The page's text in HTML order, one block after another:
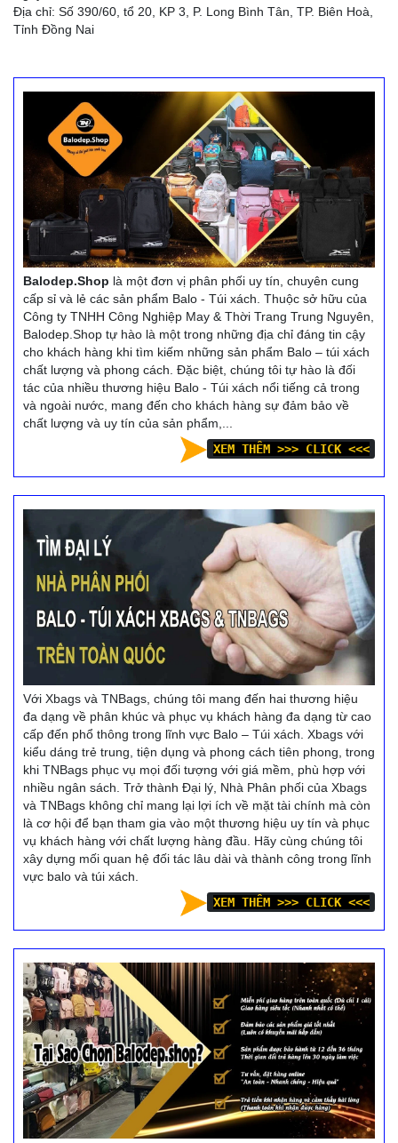
Địa chỉ: Số 390/60, tổ 20, KP 3, P. Long Bình Tân, TP. Biên Hoà,
Tỉnh Đồng Nai
Balodep.Shop là một đơn vị phân phối uy tín, chuyên cung
cấp sỉ và lẻ các sản phẩm Balo - Túi xách. Thuộc sở hữu của
Công ty TNHH Công Nghiệp May & Thời Trang Trung Nguyên,
Balodep.Shop tự hào là một trong những địa chỉ đáng tin cậy
cho khách hàng khi tìm kiếm những sản phẩm Balo – túi xách
chất lượng và phong cách. Đặc biệt, chúng tôi tự hào là đối
tác của nhiều thương hiệu Balo - Túi xách nổi tiếng cả trong
và ngoài nước, mang đến cho khách hàng sự đảm bảo về
chất lượng và uy tín của sản phẩm,...
XEM THÊM >>> CLICK <<<
Với Xbags và TNBags, chúng tôi mang đến hai thương hiệu
đa dạng về phân khúc và phục vụ khách hàng đa dạng từ cao
cấp đến phổ thông trong lĩnh vực Balo – Túi xách. Xbags với
kiểu dáng trẻ trung, tiện dụng và phong cách tiên phong, trong
khi TNBags phục vụ mọi đối tượng với giá mềm, phù hợp với
nhiều ngân sách. Trở thành Đại lý, Nhà Phân phối của Xbags
và TNBags không chỉ mang lại lợi ích về mặt tài chính mà còn
là cơ hội để bạn tham gia vào một thương hiệu uy tín và phục
vụ khách hàng với chất lượng hàng đầu. Hãy cùng chúng tôi
xây dựng mối quan hệ đối tác lâu dài và thành công trong lĩnh
vực balo và túi xách.
XEM THÊM >>> CLICK <<<